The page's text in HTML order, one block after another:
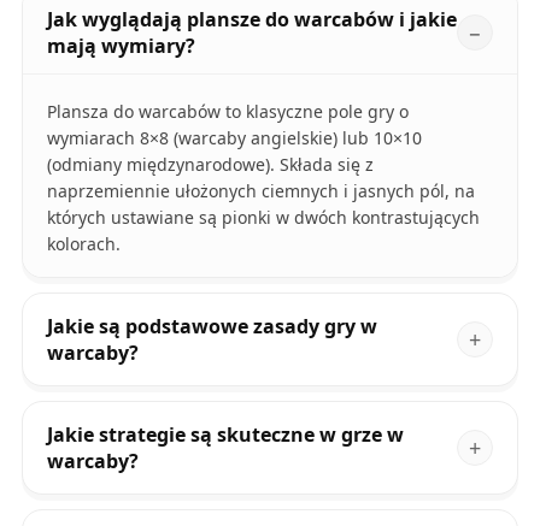
Jak wyglądają plansze do warcabów i jakie
mają wymiary?
Plansza do warcabów to klasyczne pole gry o
wymiarach 8×8 (warcaby angielskie) lub 10×10
(odmiany międzynarodowe). Składa się z
naprzemiennie ułożonych ciemnych i jasnych pól, na
których ustawiane są pionki w dwóch kontrastujących
kolorach.
Jakie są podstawowe zasady gry w
warcaby?
Jakie strategie są skuteczne w grze w
warcaby?